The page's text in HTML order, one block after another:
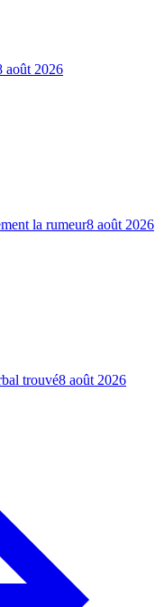
août 2026
la rumeur8 août 2026
trouvé8 août 2026